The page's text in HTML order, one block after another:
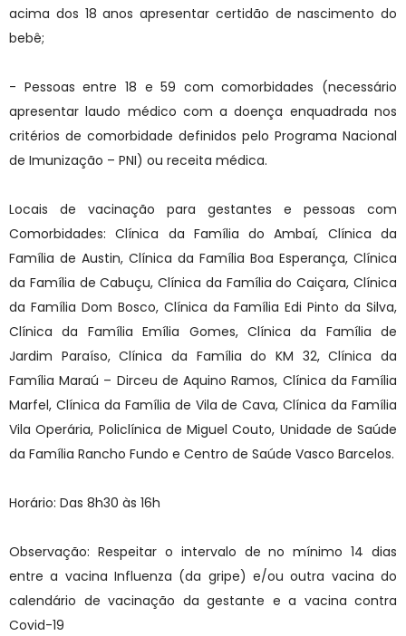
acima dos 18 anos apresentar certidão de nascimento do
bebê;
- Pessoas entre 18 e 59 com comorbidades (necessário
apresentar laudo médico com a doença enquadrada nos
critérios de comorbidade definidos pelo Programa Nacional
de Imunização – PNI) ou receita médica.
Locais de vacinação para gestantes e pessoas com
Comorbidades: Clínica da Família do Ambaí, Clínica da
Família de Austin, Clínica da Família Boa Esperança, Clínica
da Família de Cabuçu, Clínica da Família do Caiçara, Clínica
da Família Dom Bosco, Clínica da Família Edi Pinto da Silva,
Clínica da Família Emília Gomes, Clínica da Família de
Jardim Paraíso, Clínica da Família do KM 32, Clínica da
Família Maraú – Dirceu de Aquino Ramos, Clínica da Família
Marfel, Clínica da Família de Vila de Cava, Clínica da Família
Vila Operária, Policlínica de Miguel Couto, Unidade de Saúde
da Família Rancho Fundo e Centro de Saúde Vasco Barcelos.
Horário: Das 8h30 às 16h
Observação: Respeitar o intervalo de no mínimo 14 dias
entre a vacina Influenza (da gripe) e/ou outra vacina do
calendário de vacinação da gestante e a vacina contra
Covid-19